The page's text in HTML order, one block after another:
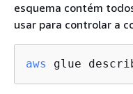
esquema contém
usar para controlar a
aws glue